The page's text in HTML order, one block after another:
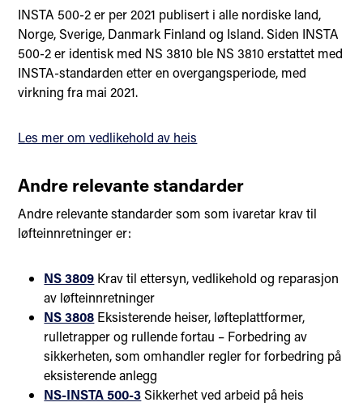
INSTA 500-2 er per 2021 publisert i alle nordiske land,
Norge, Sverige, Danmark Finland og Island. Siden INSTA
500-2 er identisk med NS 3810 ble NS 3810 erstattet med
INSTA-standarden etter en overgangsperiode, med
virkning fra mai 2021.
Les mer om vedlikehold av heis
Andre relevante standarder
Andre relevante standarder som som ivaretar krav til
løfteinnretninger er:
NS 3809 Krav til ettersyn, vedlikehold og reparasjon
av løfteinnretninger
NS 3808 Eksisterende heiser, løfteplattformer,
rulletrapper og rullende fortau – Forbedring av
sikkerheten, som omhandler regler for forbedring på
eksisterende anlegg
NS-INSTA 500-3Sikkerhet ved arbeid på heis